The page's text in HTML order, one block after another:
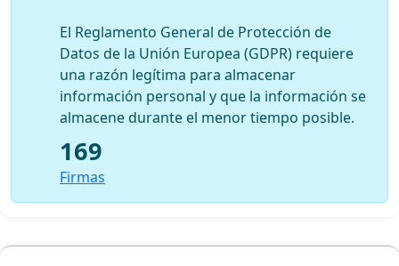
El Reglamento General de Protección de
Datos de la Unión Europea (GDPR) requiere
una razón legítima para almacenar
información personal y que la información se
almacene durante el menor tiempo posible.
169
Firmas